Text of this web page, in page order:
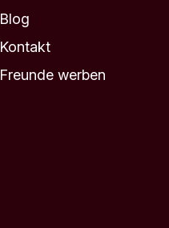
Blog
Kontakt
Freunde werben